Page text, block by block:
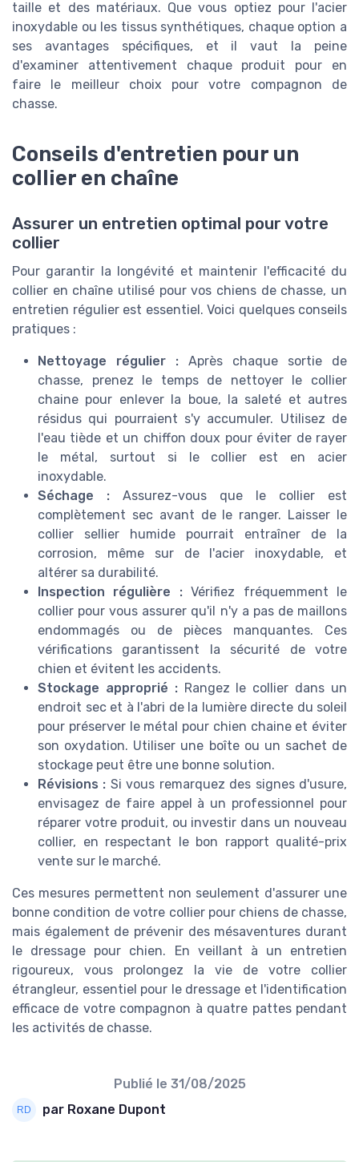
taille et des matériaux. Que vous optiez pour l'acier
inoxydable ou les tissus synthétiques, chaque option a
ses avantages spécifiques, et il vaut la peine
d'examiner attentivement chaque produit pour en
faire le meilleur choix pour votre compagnon de
chasse.
Conseils d'entretien pour un
collier en chaîne
Assurer un entretien optimal pour votre
collier
Pour garantir la longévité et maintenir l'efficacité du
collier en chaîne utilisé pour vos chiens de chasse, un
entretien régulier est essentiel. Voici quelques conseils
pratiques :
Nettoyage régulier : Après chaque sortie de
chasse, prenez le temps de nettoyer le collier
chaine pour enlever la boue, la saleté et autres
résidus qui pourraient s'y accumuler. Utilisez de
l'eau tiède et un chiffon doux pour éviter de rayer
le métal, surtout si le collier est en acier
inoxydable.
Séchage : Assurez-vous que le collier est
complètement sec avant de le ranger. Laisser le
collier sellier humide pourrait entraîner de la
corrosion, même sur de l'acier inoxydable, et
altérer sa durabilité.
Inspection régulière :Vérifiez fréquemment le
collier pour vous assurer qu'il n'y a pas de maillons
endommagés ou de pièces manquantes. Ces
vérifications garantissent la sécurité de votre
chien et évitent les accidents.
Stockage approprié :Rangez le collier dans un
endroit sec et à l'abri de la lumière directe du soleil
pour préserver le métal pour chien chaine et éviter
son oxydation. Utiliser une boîte ou un sachet de
stockage peut être une bonne solution.
Révisions : Si vous remarquez des signes d'usure,
envisagez de faire appel à un professionnel pour
réparer votre produit, ou investir dans un nouveau
collier, en respectant le bon rapport qualité-prix
vente sur le marché.
Ces mesures permettent non seulement d'assurer une
bonne condition de votre collier pour chiens de chasse,
mais également de prévenir des mésaventures durant
le dressage pour chien. En veillant à un entretien
rigoureux, vous prolongez la vie de votre collier
étrangleur, essentiel pour le dressage et l'identification
efficace de votre compagnon à quatre pattes pendant
les activités de chasse.
Publié le 31/08/2025
par Roxane Dupont